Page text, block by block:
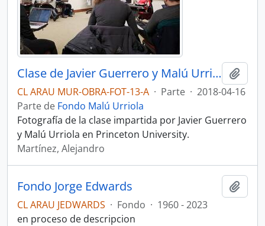
Clase de Javier Guerrero y Malú Urriola en Princeton University
CL ARAU MUR-OBRA-FOT-13-A · Parte · 2018-04-16
Parte de Fondo Malú Urriola
Fotografía de la clase impartida por Javier Guerrero
y Malú Urriola en Princeton University.
Martínez, Alejandro
Fondo Jorge Edwards
CL ARAU JEDWARDS · Fondo · 1960 - 2023
en proceso de descripcion